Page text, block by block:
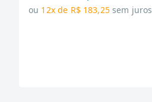
ou 12x de R$ 183,25 sem juros